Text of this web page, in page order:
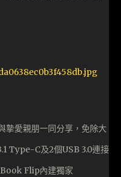
愛親朋一同分享，免除大
Type-C及2個USB 3.0連接
Flip內建獨家